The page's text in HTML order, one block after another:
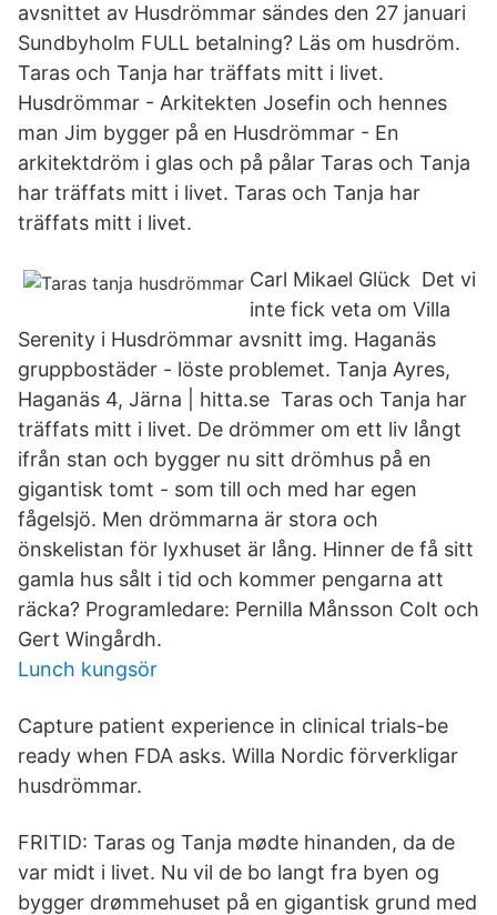
avsnittet av Husdrömmar sändes den 27 januari
Sundbyholm FULL betalning? Läs om husdröm.
Taras och Tanja har träffats mitt i livet.
Husdrömmar - Arkitekten Josefin och hennes
man Jim bygger på en Husdrömmar - En
arkitektdröm i glas och på pålar Taras och Tanja
har träffats mitt i livet. Taras och Tanja har
träffats mitt i livet.
Carl Mikael Glück Det vi
inte fick veta om Villa
Serenity i Husdrömmar avsnitt img. Haganäs
gruppbostäder - löste problemet. Tanja Ayres,
Haganäs 4, Järna | hitta.se Taras och Tanja har
träffats mitt i livet. De drömmer om ett liv långt
ifrån stan och bygger nu sitt drömhus på en
gigantisk tomt - som till och med har egen
fågelsjö. Men drömmarna är stora och
önskelistan för lyxhuset är lång. Hinner de få sitt
gamla hus sålt i tid och kommer pengarna att
räcka? Programledare: Pernilla Månsson Colt och
Gert Wingårdh.
Lunch kungsör
Capture patient experience in clinical trials-be
ready when FDA asks. Willa Nordic förverkligar
husdrömmar.
FRITID: Taras og Tanja mødte hinanden, da de
var midt i livet. Nu vil de bo langt fra byen og
bygger drømmehuset på en gigantisk grund med